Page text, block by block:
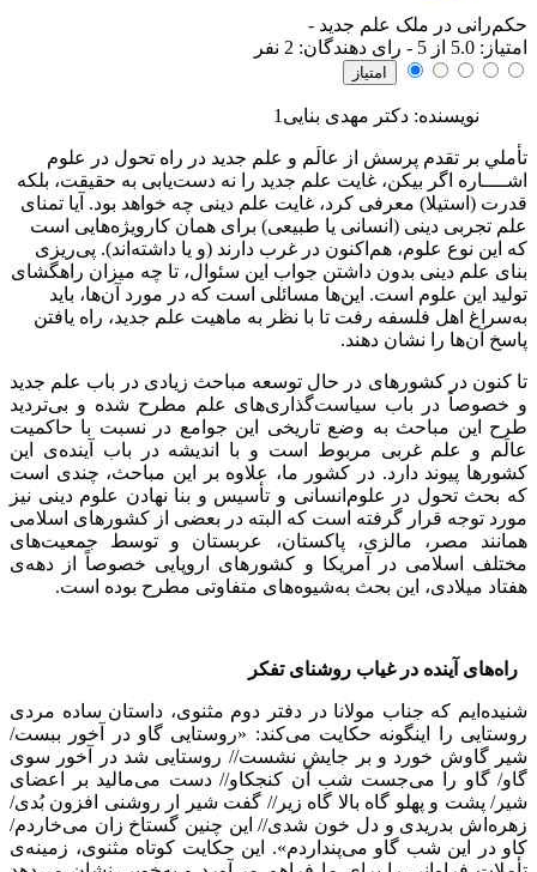
حکم‌رانی در ملک علم جدید -
امتياز: 5.0 از 5 - رای دهندگان: 2 نفر
نویسنده: دكتر مهدی بنایی1
تأملي بر تقدم پرسش از عالَم و علم جدید در راه تحول در علوم
اشــــاره اگر بیکن، غایت علم جدید را نه دست‌یابی به حقیقت، بلکه
قدرت (استیلا) معرفی کرد، غایت علم دینی چه خواهد بود. آیا تمنای
علم تجربی دینی (انسانی یا طبیعی) برای همان کارویژه‌هایی است
که این نوع علوم، هم‌اکنون در غرب دارند (و یا داشته‌اند). پی‌ریزی
بنای علم دینی بدون داشتن جواب این سئوال، تا چه میزان راهگشای
تولید این علوم است. این‌ها مسائلی است که در مورد آن‌ها، باید
به‌سراغ اهل فلسفه رفت تا با نظر به ماهیت علم جدید، راه یافتن
پاسخ آن‌ها را نشان دهند.
تا کنون در کشورهای در حال توسعه مباحث زیادی در باب علم جدید
و خصوصاً در باب سیاست‌گذاری‌های علم مطرح شده و بی‌تردید
طرح این مباحث به وضع تاریخی این جوامع در نسبت با حاکمیت
عالَم و علم غربی مربوط است و با اندیشه در باب آینده‌ی این
کشورها پیوند دارد. در کشور ما، علاوه ‌بر این مباحث، چندی است
که بحث تحول در علوم‌انسانی و تأسیس و بنا نهادن علوم دینی نیز
مورد توجه قرار گرفته است که البته در بعضی از کشورهای اسلامی
همانند مصر، مالزی، پاکستان، عربستان و توسط جمعیت‌های
مختلف اسلامی در آمریکا و کشورهای اروپایی خصوصاً از دهه‌ی
هفتاد میلادی، این بحث به‌شیوه‌های متفاوتی مطرح بوده است.
راه‌های آینده در غیاب روشنای تفکر
شنیده‌ایم که جناب مولانا در دفتر دوم مثنوی، داستان ساده مردی
روستایی را اینگونه حکایت می‌کند: «روستایی گاو در آخور ببست/
شیر گاوش خورد و بر جایش نشست// روستایی شد در آخور سوی
گاو/ گاو را می‌جست شب آن کنجکاو// دست می‌مالید بر اعضای
شیر/ پشت و پهلو گاه بالا گاه زیر// گفت شیر ار روشنی افزون بُدی/
زهره‌اش بدریدی و دل خون شدی// این چنین گستاخ زان می‌خاردم/
کاو در این شب گاو می‌پنداردم». این حکایت کوتاه مثنوی، زمینه‌ی